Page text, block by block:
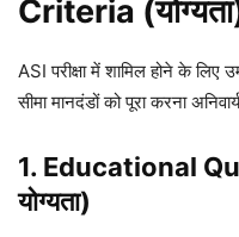
Criteria
ASI परीक्षा में शामिल होने के लिए
सीमा मानदंडों को पूरा करना
1. Educational
योग्यता)